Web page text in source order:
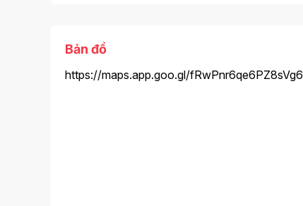
Bản đồ
https://maps.app.goo.gl/fRwPnr6qe6PZ8sVg6